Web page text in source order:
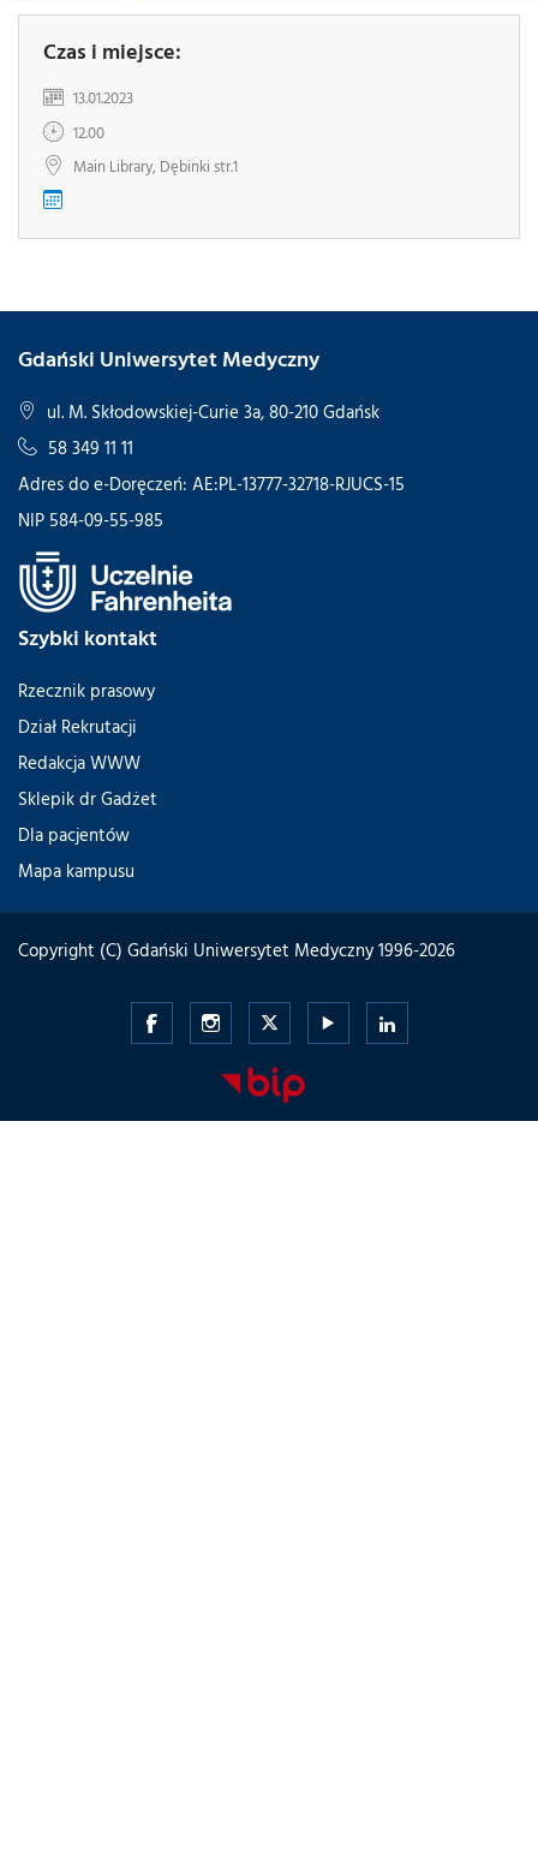
Czas i miejsce:
13.01.2023
12.00
Main Library, Dębinki str.1
Gdański Uniwersytet Medyczny
ul. M. Skłodowskiej-Curie 3a, 80-210 Gdańsk
58 349 11 11
Adres do e-Doręczeń: AE:PL-13777-32718-RJUCS-15
NIP 584-09-55-985
Szybki kontakt
Rzecznik prasowy
Dział Rekrutacji
Redakcja WWW
Sklepik dr Gadżet
Dla pacjentów
Mapa kampusu
Copyright (C) Gdański Uniwersytet Medyczny 1996-2026
Gdański
Uniwersytet
Gdański
Uniwersytet
Medyczny
Gdański
Uniwersytet
Medyczny
GdańskiGdański